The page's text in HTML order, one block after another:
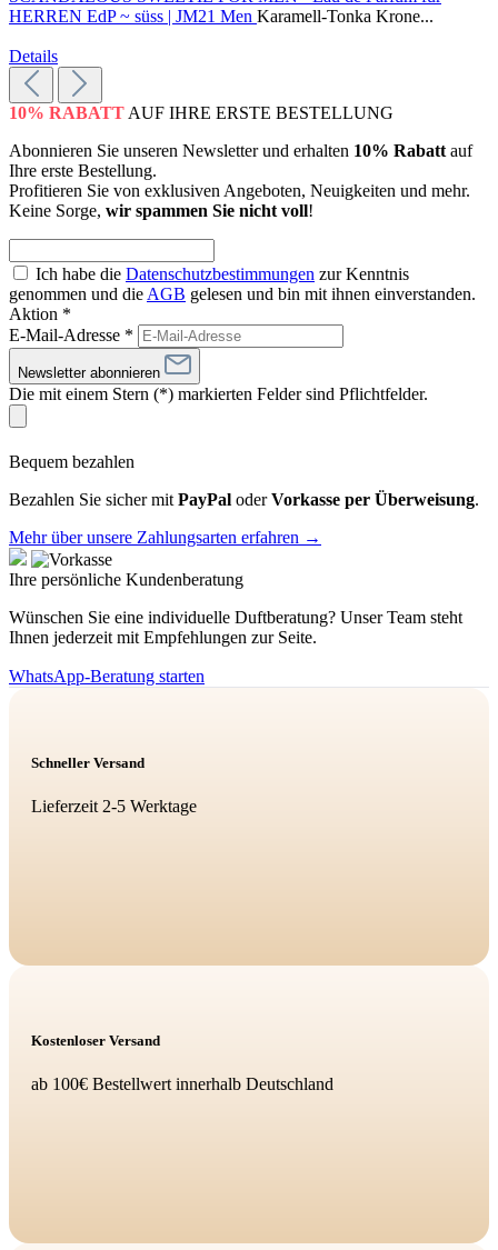
HERREN EdP ~ süss | JM21 Men Karamell-Tonka Krone...
Details
10% RABATT AUF IHRE ERSTE BESTELLUNG
Abonnieren Sie unseren Newsletter und erhalten 10% Rabatt auf
Ihre erste Bestellung.
Profitieren Sie von exklusiven Angeboten, Neuigkeiten und mehr.
Keine Sorge, wir spammen Sie nicht voll!
Ich habe die Datenschutzbestimmungen zur Kenntnis
genommen und die AGB gelesen und bin mit ihnen einverstanden.
Aktion *
E-Mail-Adresse *
Newsletter abonnieren
Die mit einem Stern (*) markierten Felder sind Pflichtfelder.
Bequem bezahlen
Bezahlen Sie sicher mit PayPal oderVorkasse per Überweisung.
Mehr über unsere Zahlungsarten erfahren →
Ihre persönliche Kundenberatung
Wünschen Sie eine individuelle Duftberatung? Unser Team steht
Ihnen jederzeit mit Empfehlungen zur Seite.
WhatsApp-Beratung starten
Schneller Versand
Lieferzeit 2-5 Werktage
Kostenloser Versand
ab 100€ Bestellwert innerhalb Deutschland